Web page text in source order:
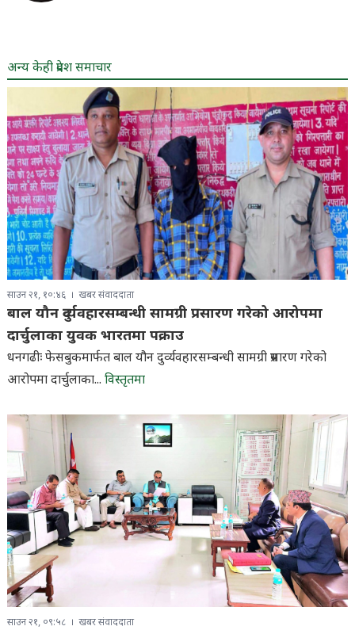
अन्य केही प्रदेश समाचार
साउन २१, १०:४६ खबर संवाददाता
बाल यौन दुर्व्यवहारसम्बन्धी सामग्री प्रसारण गरेको आरोपमा
दार्चुलाका युवक भारतमा पक्राउ
धनगढीः फेसबुकमार्फत बाल यौन दुर्व्यवहारसम्बन्धी सामग्री प्रसारण गरेको
आरोपमा दार्चुलाका... विस्तृतमा
साउन २१, ०९:५८ खबर संवाददाता